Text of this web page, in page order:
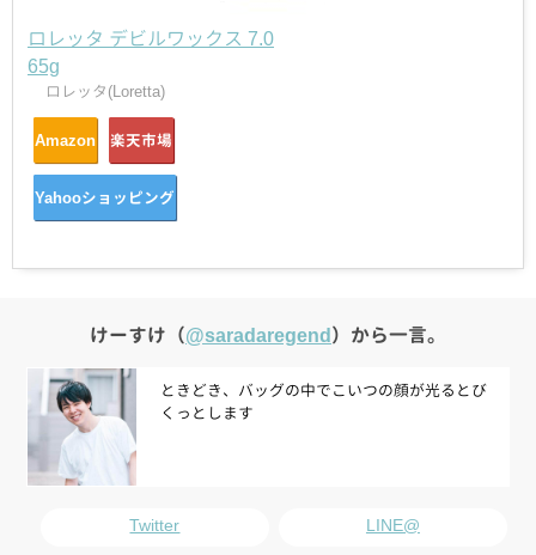
ロレッタ デビルワックス 7.0
65g
ロレッタ(Loretta)
Amazon 楽天市場
Yahooショッピング
けーすけ（@saradaregend）から一言。
ときどき、バッグの中でこいつの顔が光るとび
くっとします
Twitter LINE@